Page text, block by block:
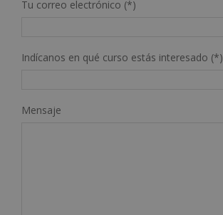
Tu correo electrónico (*)
Indícanos en qué curso estás interesado (*)
Mensaje